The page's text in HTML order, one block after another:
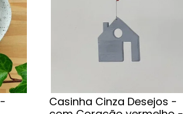
Casinha Cinza Desejos -